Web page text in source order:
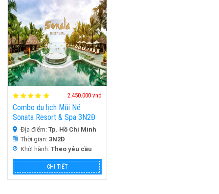
2.450.000 vnd
Combo du lịch Mũi Né
Sonata Resort & Spa 3N2Đ
Địa điểm: Tp. Hồ Chí Minh
Thời gian: 3N2Đ
Khời hành: Theo yêu cầu
CHI TIẾT